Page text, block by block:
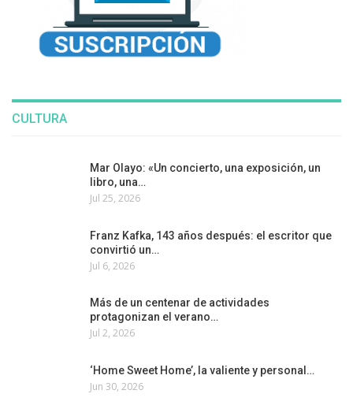
CULTURA
Mar Olayo: «Un concierto, una exposición, un
libro, una…
Jul 25, 2026
Franz Kafka, 143 años después: el escritor que
convirtió un…
Jul 6, 2026
Más de un centenar de actividades
protagonizan el verano…
Jul 2, 2026
‘Home Sweet Home’, la valiente y personal…
Jun 30, 2026